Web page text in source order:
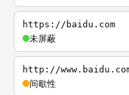
https://baidu.com
未屏蔽
http://
间歇性